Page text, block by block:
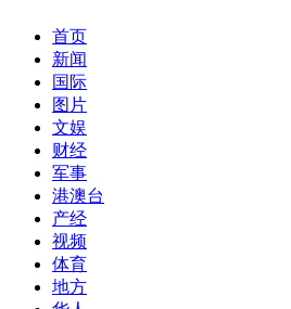
首页
新闻
国际
图片
文娱
财经
军事
港澳台
产经
视频
体育
地方